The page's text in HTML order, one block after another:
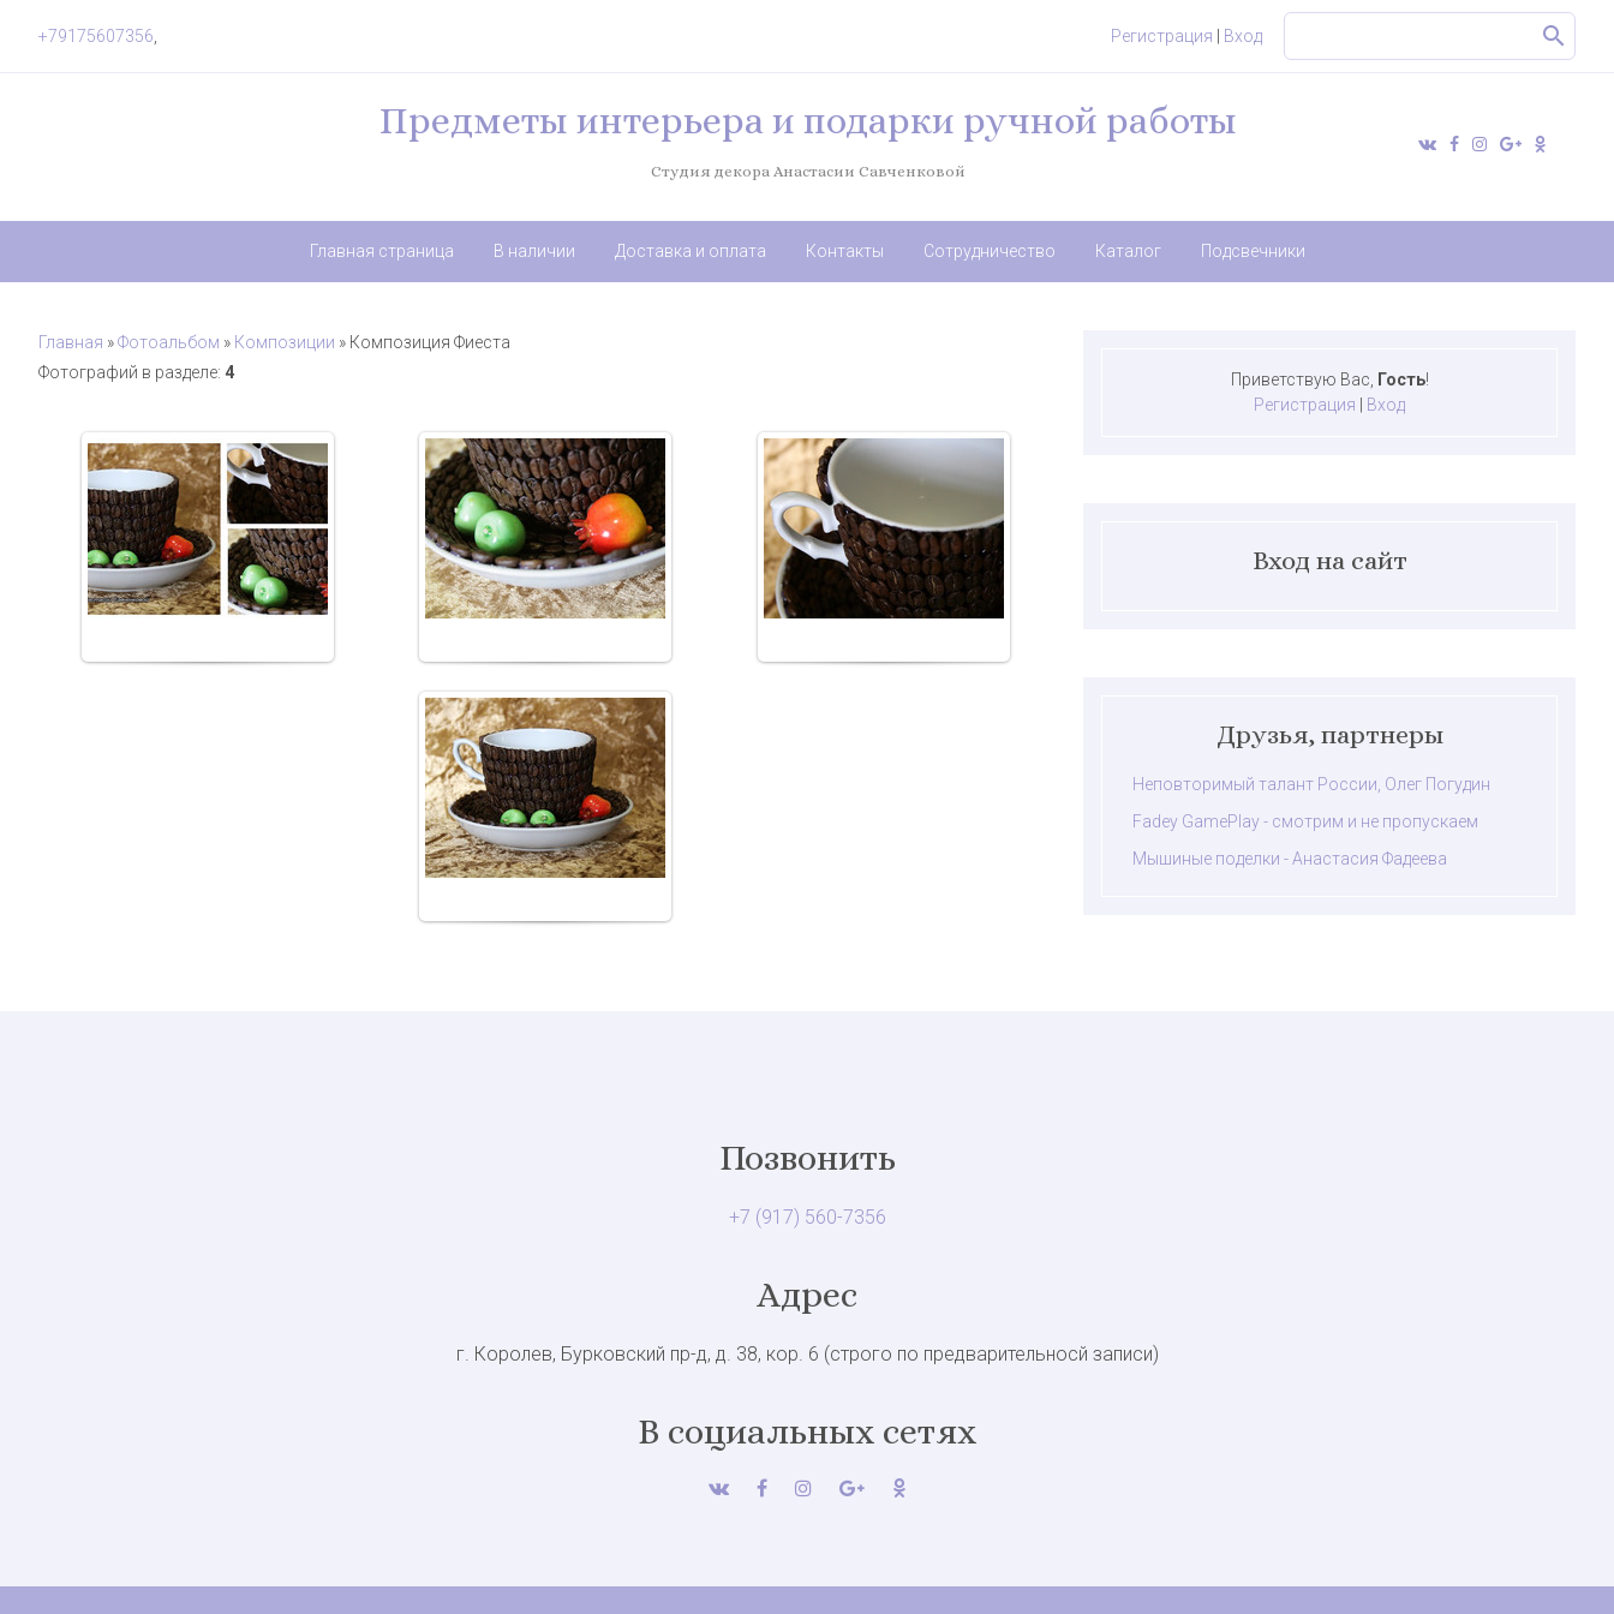
+79175607356 Регистрация Вход
Предметы интерьера и подарки ручной работы
Студия декора Анастасии Савченковой
Главная страница В наличии Доставка и оплата Контакты Сотрудничество Каталог Подсвечники
Главная »Фотоальбом » Композиции » Композиция Фиеста
Фотографий в разделе: 4
21.07.2017
from_korolev
21.07.2017
from_korolev
21.07.2017
from_korolev
21.07.2017
from_korolev
Приветствую Вас Гость!
Регистрация
Вход
Вход на сайт
Друзья, партнеры
Неповторимый талант России, Олег Погудин
Fadey GamePlay - смотрим и не пропускаем
Мышиные поделки - Анастасия Фадеева
Позвонить
+7 (917) 560-7356
Адрес
г. Королев, Бурковский пр-д, д. 38, кор. 6 (строго по предварительносй записи)
В социальных сетях